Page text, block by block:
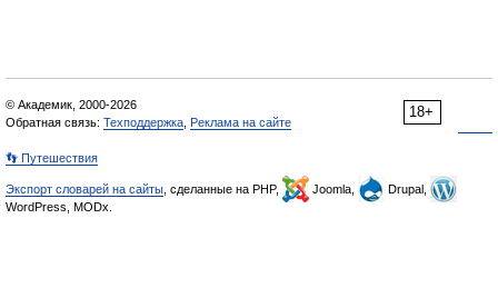
18+
© Академик, 2000-2026
Обратная связь: Техподдержка Реклама на сайте
👣 Путешествия
Экспорт словарей на сайты , сделанные на PHP, Joomla,
Drupal,
WordPress, MODx.